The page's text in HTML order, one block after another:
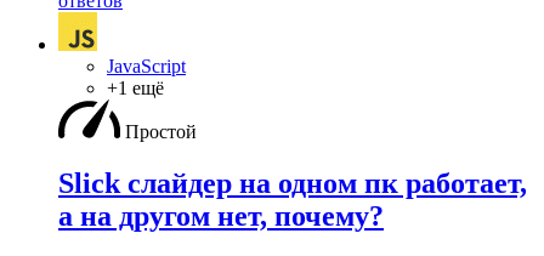
JavaScript
+1 ещё
Простой
Slick слайдер на одном пк работает,
а на другом нет, почему?